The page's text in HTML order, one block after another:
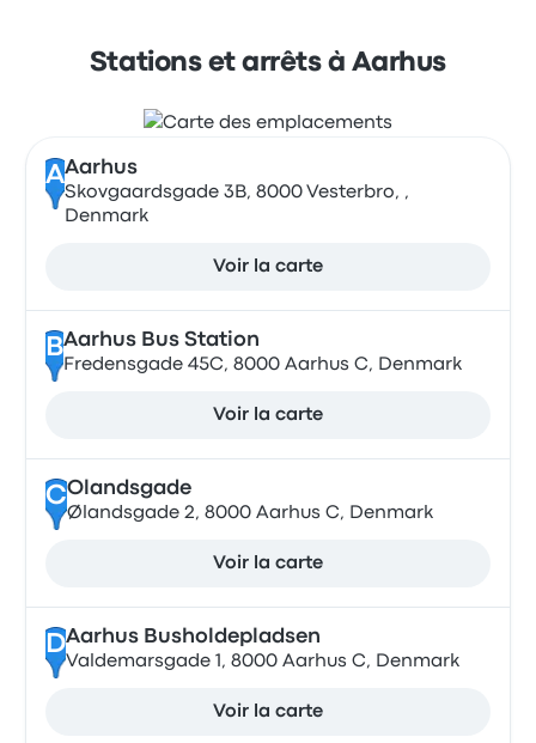
Stations et arrêts à Aarhus
AAarhus
Skovgaardsgade 3B, 8000 Vesterbro, ,
Denmark
Voir la carte
BAarhus Bus Station
Fredensgade 45C, 8000 Aarhus C, Denmark
Voir la carte
COlandsgade
Ølandsgade 2, 8000 Aarhus C, Denmark
Voir la carte
DAarhus Busholdepladsen
Valdemarsgade 1, 8000 Aarhus C, Denmark
Voir la carte